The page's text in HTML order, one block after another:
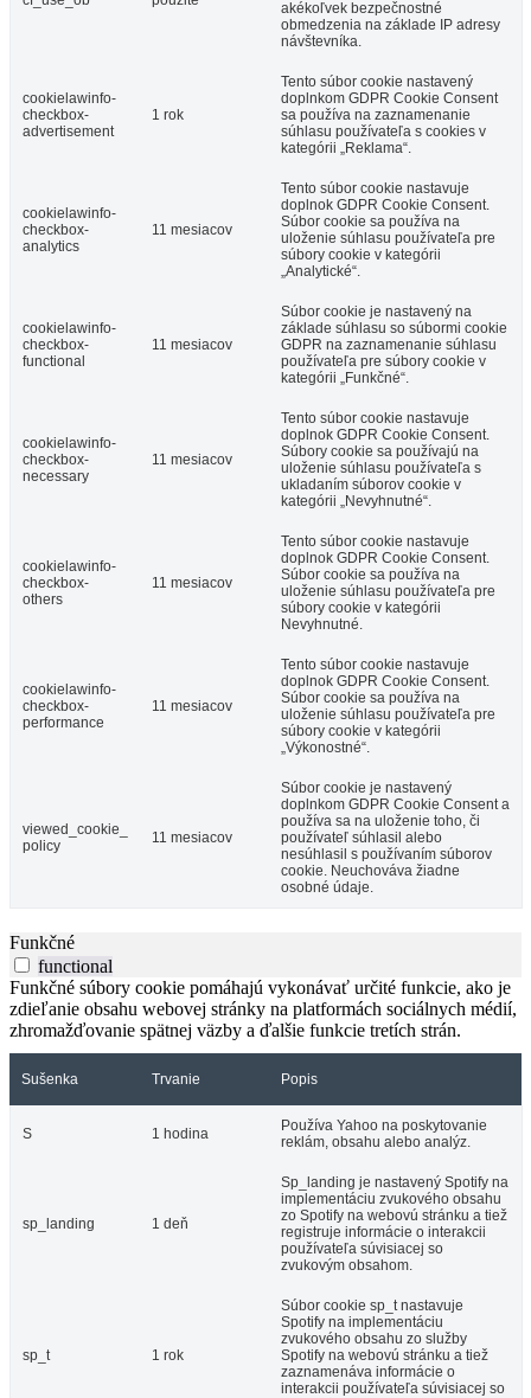
akékoľvek bezpečnostné
obmedzenia na základe IP adresy
návštevníka.
cookielawinfo-
checkbox-
advertisement
1 rok
Tento súbor cookie nastavený
doplnkom GDPR Cookie Consent
sa používa na zaznamenanie
súhlasu používateľa s cookies v
kategórii „Reklama“.
cookielawinfo-
checkbox-
analytics
11 mesiacov
Tento súbor cookie nastavuje
doplnok GDPR Cookie Consent.
Súbor cookie sa používa na
uloženie súhlasu používateľa pre
súbory cookie v kategórii
„Analytické“.
cookielawinfo-
checkbox-
functional
11 mesiacov
Súbor cookie je nastavený na
základe súhlasu so súbormi cookie
GDPR na zaznamenanie súhlasu
používateľa pre súbory cookie v
kategórii „Funkčné“.
cookielawinfo-
checkbox-
necessary
11 mesiacov
Tento súbor cookie nastavuje
doplnok GDPR Cookie Consent.
Súbory cookie sa používajú na
uloženie súhlasu používateľa s
ukladaním súborov cookie v
kategórii „Nevyhnutné“.
cookielawinfo-
checkbox-
others
11 mesiacov
Tento súbor cookie nastavuje
doplnok GDPR Cookie Consent.
Súbor cookie sa používa na
uloženie súhlasu používateľa pre
súbory cookie v kategórii
Nevyhnutné.
cookielawinfo-
checkbox-
performance
11 mesiacov
Tento súbor cookie nastavuje
doplnok GDPR Cookie Consent.
Súbor cookie sa používa na
uloženie súhlasu používateľa pre
súbory cookie v kategórii
„Výkonostné“.
viewed_cookie_
policy
11 mesiacov
Súbor cookie je nastavený
doplnkom GDPR Cookie Consent a
používa sa na uloženie toho, či
používateľ súhlasil alebo
nesúhlasil s používaním súborov
cookie. Neuchováva žiadne
osobné údaje.
Funkčné
functional
Funkčné súbory cookie pomáhajú vykonávať určité funkcie, ako je
zdieľanie obsahu webovej stránky na platformách sociálnych médií,
zhromažďovanie spätnej väzby a ďalšie funkcie tretích strán.
Sušenka Trvanie Popis
S 1 hodina
Používa Yahoo na poskytovanie
reklám, obsahu alebo analýz.
sp_landing 1 deň
Sp_landing je nastavený Spotify na
implementáciu zvukového obsahu
zo Spotify na webovú stránku a tiež
registruje informácie o interakcii
používateľa súvisiacej so
zvukovým obsahom.
sp_t 1 rok
Súbor cookie sp_t nastavuje
Spotify na implementáciu
zvukového obsahu zo služby
Spotify na webovú stránku a tiež
zaznamenáva informácie o
interakcii používateľa súvisiacej so